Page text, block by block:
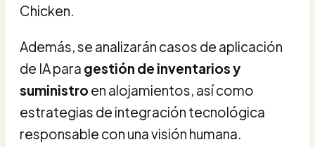
Chicken.
Además, se analizarán casos de aplicación
de IA para gestión de inventarios y
suministro en alojamientos, así como
estrategias de integración tecnológica
responsable con una visión humana.